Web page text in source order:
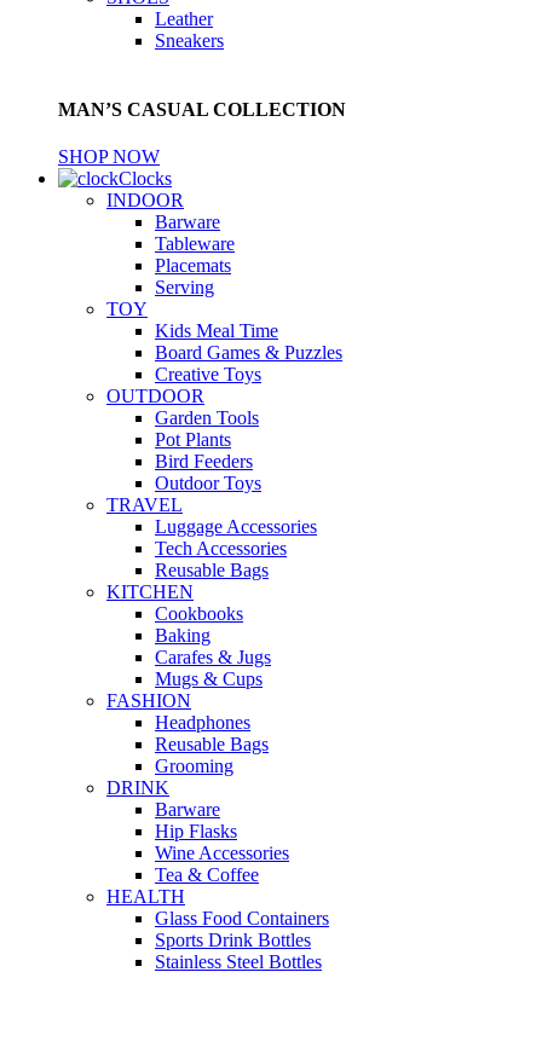
Leather
Sneakers
MAN’S CASUAL COLLECTION
SHOP NOW
Clocks
INDOOR
Barware
Tableware
Placemats
Serving
TOY
Kids Meal Time
Board Games & Puzzles
Creative Toys
OUTDOOR
Garden Tools
Pot Plants
Bird Feeders
Outdoor Toys
TRAVEL
Luggage Accessories
Tech Accessories
Reusable Bags
KITCHEN
Cookbooks
Baking
Carafes & Jugs
Mugs & Cups
FASHION
Headphones
Reusable Bags
Grooming
DRINK
Barware
Hip Flasks
Wine Accessories
Tea & Coffee
HEALTH
Glass Food Containers
Sports Drink Bottles
Stainless Steel Bottles